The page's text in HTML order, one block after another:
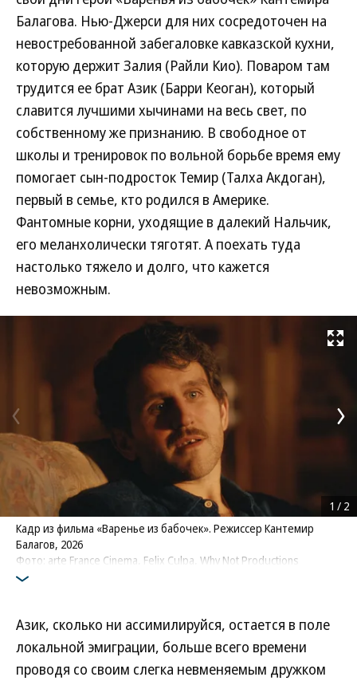
Балагова. Нью-Джерси для них сосредоточен на
невостребованной забегаловке кавказской кухни,
которую держит Залия (Райли Кио). Поваром там
трудится ее брат Азик (Барри Кеоган), который
славится лучшими хычинами на весь свет, по
собственному же признанию. В свободное от
школы и тренировок по вольной борьбе время ему
помогает сын-подросток Темир (Талха Акдоган),
первый в семье, кто родился в Америке.
Фантомные корни, уходящие в далекий Нальчик,
его меланхолически тяготят. А поехать туда
настолько тяжело и долго, что кажется
невозможным.
Развернуть
Кадр из фильма «Варенье из бабочек». Режиссер Кантемир
Балагов, 2026
Фото: arte France Cinema, Felix Culpa, Why Not Productions
1 / 2
Азик, сколько ни ассимилируйся, остается в поле
локальной эмиграции, больше всего времени
проводя со своим слегка невменяемым дружком